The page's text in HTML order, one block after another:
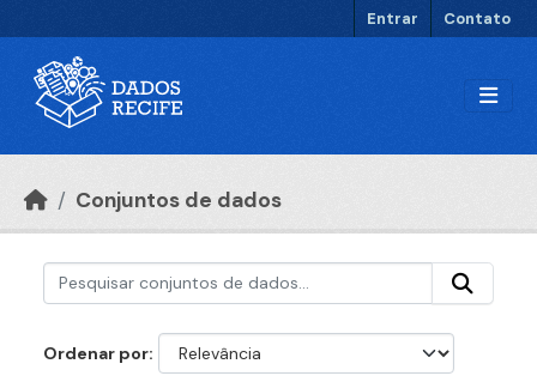
Entrar Contato
Conjuntos de dados
Ordenar por